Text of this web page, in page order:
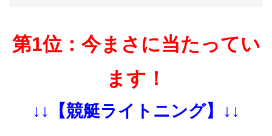
第1位：今まさに当たってい
ます！
↓↓【競艇ライトニング】↓↓